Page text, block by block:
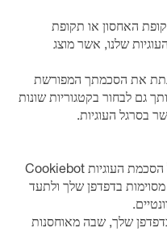
האחסון או תקופת
שלנו, אשר מוצג
נתת את הסכמתך המפורשת
גם לבחור בקטגוריות שונות
בסרגל העוגיות.
באתר שלנו, אנו משתמשים בכלי ניהול הסכמת העוגיות Cookiebot
בדפדפן שלך ולתעד
שלך, שבה מאוחסנות